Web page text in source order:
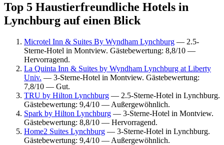
Top 5 Haustierfreundliche Hotels in
Lynchburg auf einen Blick
Microtel Inn & Suites By Wyndham Lynchburg — 2.5-
Sterne-Hotel in Montview. Gästebewertung: 8,8/10 —
Hervorragend.
La Quinta Inn & Suites by Wyndham Lynchburg at Liberty
Univ. — 3-Sterne-Hotel in Montview. Gästebewertung:
7,8/10 — Gut.
TRU by Hilton Lynchburg — 2.5-Sterne-Hotel in Lynchburg.
Gästebewertung: 9,4/10 — Außergewöhnlich.
Spark by Hilton Lynchburg — 3-Sterne-Hotel in Montview.
Gästebewertung: 8,8/10 — Hervorragend.
Home2 Suites Lynchburg — 3-Sterne-Hotel in Lynchburg.
Gästebewertung: 9,4/10 — Außergewöhnlich.